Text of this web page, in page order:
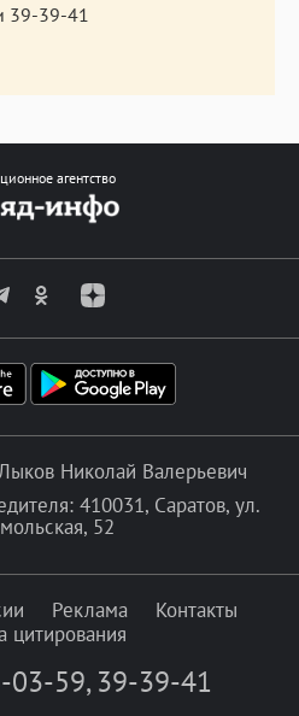
39-39-41
агентство
Николай Валерьевич
410031, Саратов, ул.
52
Реклама
Контакты
цитирования
03-59, 39-39-41